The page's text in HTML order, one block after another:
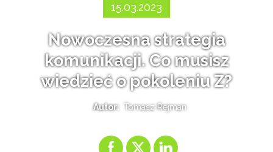
15.03.2023
Nowoczesna strategia
komunikacji. Co musisz
wiedzieć o pokoleniu Z?
Autor: Tomasz Rejman